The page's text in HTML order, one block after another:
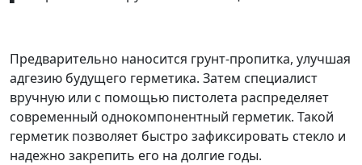
Предварительно наносится грунт-пропитка, улучшая
адгезию будущего герметика. Затем специалист
вручную или с помощью пистолета распределяет
современный однокомпонентный герметик. Такой
герметик позволяет быстро зафиксировать стекло и
надежно закрепить его на долгие годы.